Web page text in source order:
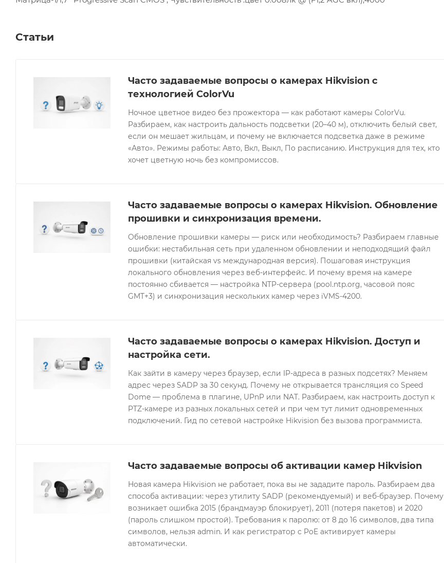
Статьи
Часто задаваемые вопросы о камерах Hikvision с
технологией ColorVu
Ночное цветное видео без прожектора — как работают камеры ColorVu.
Разбираем, как настроить дальность подсветки (20–40 м), отключить белый свет,
если он мешает жильцам, и почему не включается подсветка даже в режиме
«Авто». Режимы работы: Авто, Вкл, Выкл, По расписанию. Инструкция для тех, кто
хочет цветную ночь без компромиссов.
Часто задаваемые вопросы о камерах Hikvision. Обновление
прошивки и синхронизация времени.
Обновление прошивки камеры — риск или необходимость? Разбираем главные
ошибки: нестабильная сеть при удаленном обновлении и неподходящий файл
прошивки (китайская vs международная версия). Пошаговая инструкция
локального обновления через веб-интерфейс. И почему время на камере
постоянно сбивается — настройка NTP-сервера (pool.ntp.org, часовой пояс
GMT+3) и синхронизация нескольких камер через iVMS-4200.
Часто задаваемые вопросы о камерах Hikvision. Доступ и
настройка сети.
Как зайти в камеру через браузер, если IP-адреса в разных подсетях? Меняем
адрес через SADP за 30 секунд. Почему не открывается трансляция со Speed
Dome — проблема в плагине, UPnP или NAT. Разбираем, как настроить доступ к
PTZ-камере из разных локальных сетей и при чем тут лимит одновременных
подключений. Гид по сетевой настройке Hikvision без вызова программиста.
Часто задаваемые вопросы об активации камер Hikvision
Новая камера Hikvision не работает, пока вы не зададите пароль. Разбираем два
способа активации: через утилиту SADP (рекомендуемый) и веб-браузер. Почему
возникает ошибка 2015 (брандмауэр блокирует), 2011 (потеря пакетов) и 2020
(пароль слишком простой). Требования к паролю: от 8 до 16 символов, два типа
символов, нельзя admin. И как регистратор с PoE активирует камеры
автоматически.